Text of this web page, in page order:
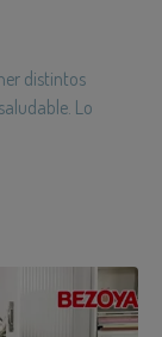
distintos
Lo